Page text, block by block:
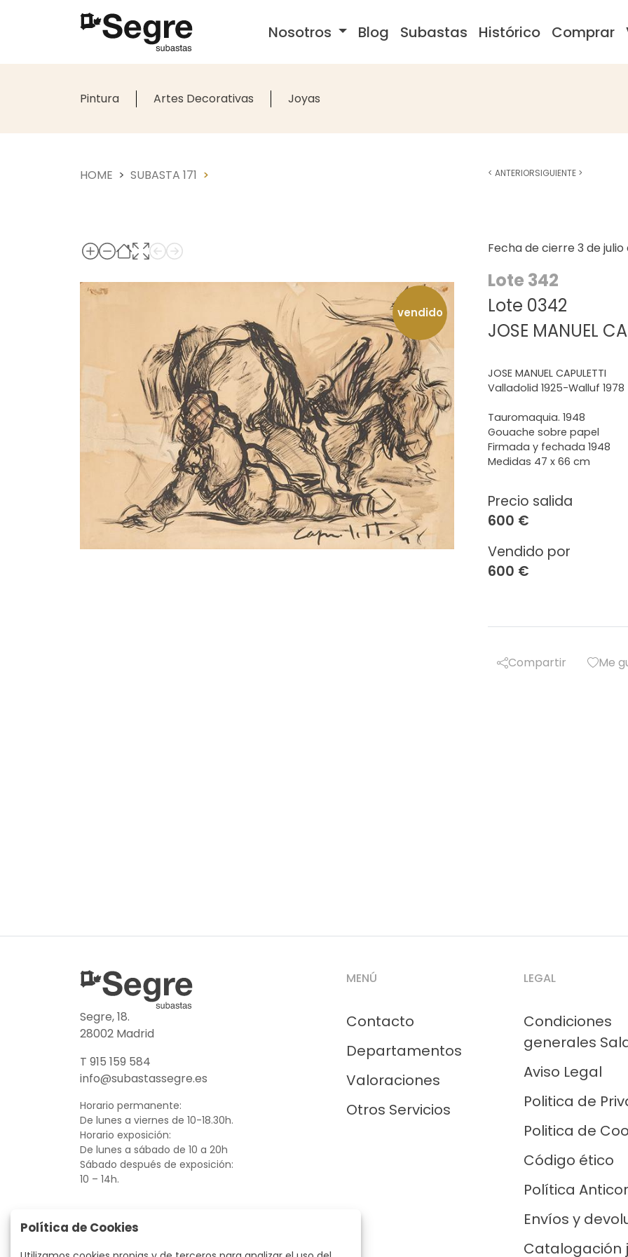
Nosotros Blog Subastas Histórico Comprar
Pintura Artes Decorativas Joyas
HOME SUBASTA 171
Fecha de cierre 3 de
Lote 342
Lote 0342
JOSE MANUEL
vendido
Precio salida
600 €
Vendido por
600 €
JOSE MANUEL CAPULETTI
Valladolid 1925-Walluf 1978
Tauromaquia. 1948
Gouache sobre papel
Firmada y fechada 1948
Medidas 47 x 66 cm
Compartir Me
< ANTERIORSIGUIENTE >
Segre, 18.
28002 Madrid
T 915 159 584
info@subastassegre.es
Horario permanente:
De lunes a viernes de 10-18.30h.
Horario exposición:
De lunes a sábado de 10 a 20h
Sábado después de exposición:
10 – 14h.
MENÚ
Contacto
Departamentos
Valoraciones
Otros Servicios
LEGAL
Condiciones
generales
Aviso Legal
Politica de
Politica de
Código ético
Política
Envíos y
Catalogación
Política de Cookies